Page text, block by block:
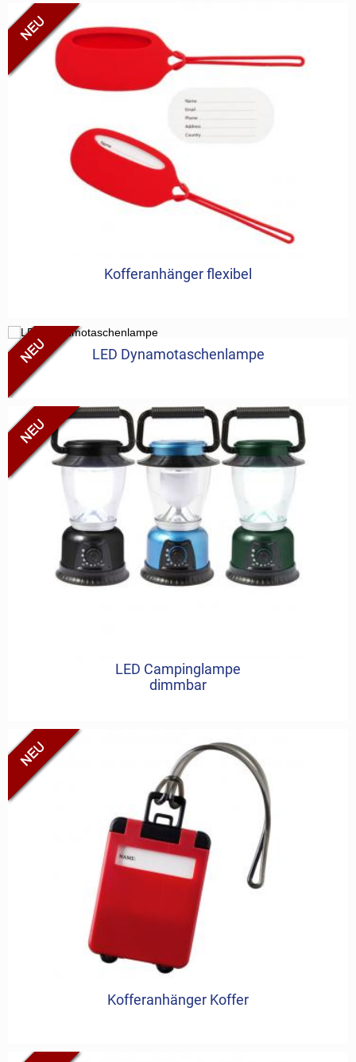
Kofferanhänger flexibel
LED Dynamotaschenlampe
schwarz grün
LED Campinglampe
dimmbar
Kofferanhänger Koffer